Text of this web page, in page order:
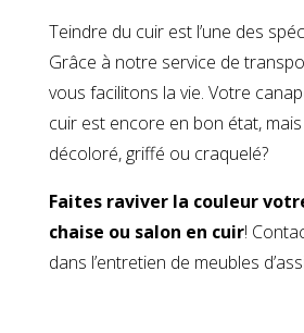
Teindre du cuir est l’une des
Grâce à notre service de
vous facilitons la vie. Votre
cuir est encore en bon état,
décoloré, griffé ou craquelé?
Faites raviver la couleur
chaise ou salon en cuir!
dans l’entretien de meubles